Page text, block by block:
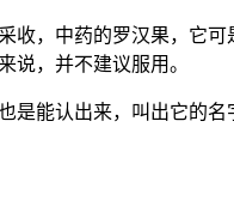
，中药的罗汉果，它可
说，并不建议服用。
能认出来，叫出它的名